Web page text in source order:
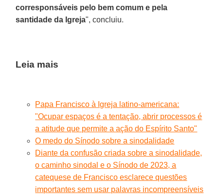
corresponsáveis pelo bem comum e pela
santidade da Igreja", concluiu.
Leia mais
Papa Francisco à Igreja latino-americana:
"Ocupar espaços é a tentação, abrir processos é
a atitude que permite a ação do Espírito Santo"
O medo do Sínodo sobre a sinodalidade
Diante da confusão criada sobre a sinodalidade,
o caminho sinodal e o Sínodo de 2023, a
catequese de Francisco esclarece questões
importantes sem usar palavras incompreensíveis